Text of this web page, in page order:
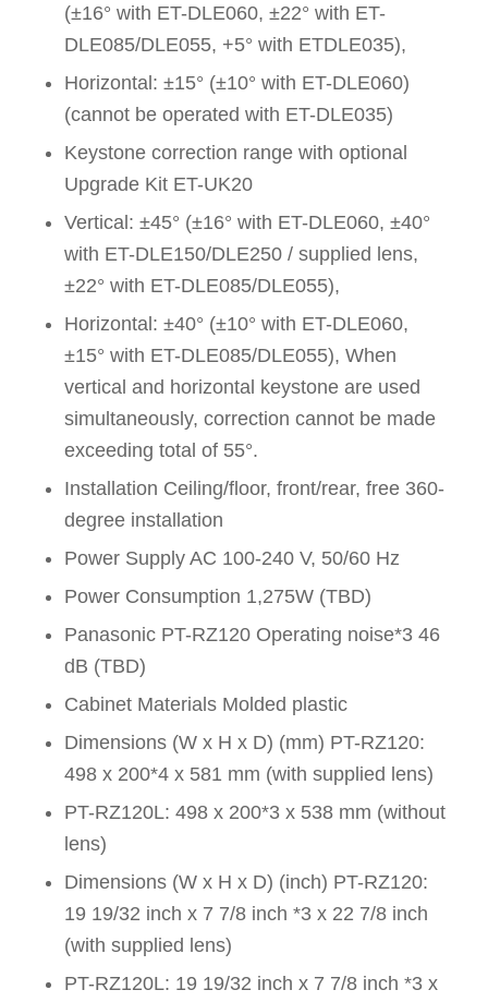
(±16° with ET-DLE060, ±22° with ET-
DLE085/DLE055, +5° with ETDLE035),
Horizontal: ±15° (±10° with ET-DLE060)
(cannot be operated with ET-DLE035)
Keystone correction range with optional
Upgrade Kit ET-UK20
Vertical: ±45° (±16° with ET-DLE060, ±40°
with ET-DLE150/DLE250 / supplied lens,
±22° with ET-DLE085/DLE055),
Horizontal: ±40° (±10° with ET-DLE060,
±15° with ET-DLE085/DLE055), When
vertical and horizontal keystone are used
simultaneously, correction cannot be made
exceeding total of 55°.
Installation Ceiling/floor, front/rear, free 360-
degree installation
Power Supply AC 100-240 V, 50/60 Hz
Power Consumption 1,275W (TBD)
Panasonic PT-RZ120 Operating noise*3 46
dB (TBD)
Cabinet Materials Molded plastic
Dimensions (W x H x D) (mm) PT-RZ120:
498 x 200*4 x 581 mm (with supplied lens)
PT-RZ120L: 498 x 200*3 x 538 mm (without
lens)
Dimensions (W x H x D) (inch) PT-RZ120:
19 19/32 inch x 7 7/8 inch *3 x 22 7/8 inch
(with supplied lens)
PT-RZ120L: 19 19/32 inch x 7 7/8 inch *3 x